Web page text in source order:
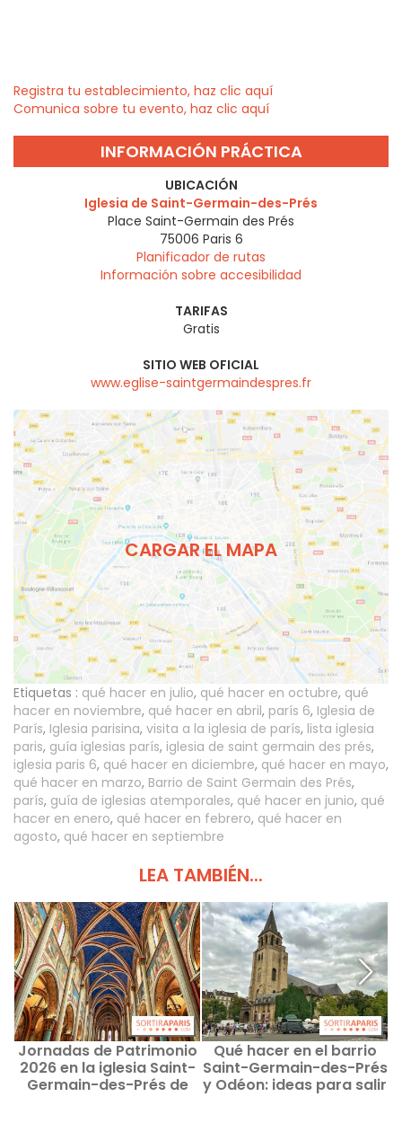
Registra tu establecimiento, haz clic aquí
Comunica sobre tu evento, haz clic aquí
INFORMACIÓN PRÁCTICA
UBICACIÓN
Iglesia de Saint-Germain-des-Prés
Place Saint-Germain des Prés
75006 Paris 6
Planificador de rutas
Información sobre accesibilidad
TARIFAS
Gratis
SITIO WEB OFICIAL
www.eglise-saintgermaindespres.fr
CARGAR EL MAPA
Etiquetas : qué hacer en julio, qué hacer en octubre, qué
hacer en noviembre, qué hacer en abril, parís 6, Iglesia de
París, Iglesia parisina, visita a la iglesia de parís, lista iglesia
paris, guía iglesias parís, iglesia de saint germain des prés,
iglesia paris 6, qué hacer en diciembre, qué hacer en mayo,
qué hacer en marzo, Barrio de Saint Germain des Prés,
parís, guía de iglesias atemporales, qué hacer en junio, qué
hacer en enero, qué hacer en febrero, qué hacer en
agosto, qué hacer en septiembre
LEA TAMBIÉN...
Jornadas de Patrimonio
2026 en la iglesia Saint-
Germain-des-Prés de
Qué hacer en el barrio
Saint-Germain-des-Prés
y Odéon: ideas para salir